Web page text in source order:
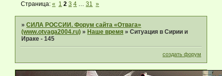
Страница:« 1 2 3 4 … 31 »
»СИЛА РОССИИ. Форум сайта «Отвага»
(www.otvaga2004.ru) » Наше время »Ситуация в Сирии и
Ираке - 145
создать форум